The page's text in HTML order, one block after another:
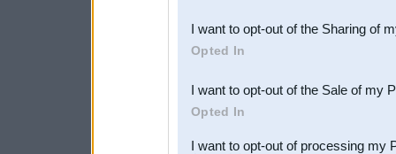
Downstream Participants
third parties.
I want to opt-out of the Sharing of
Opted In
I want to opt-out of the Sale of my
Opted In
I want to opt-out of processing my